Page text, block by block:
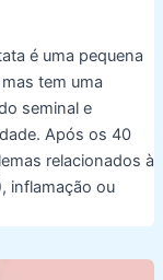
é uma pequena
tem uma
seminal e
Após os 40
relacionados à
inflamação ou